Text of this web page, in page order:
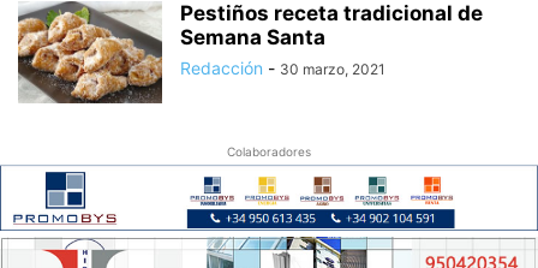
Pestiños receta tradicional de
Semana Santa
Redacción - 30 marzo, 2021
Colaboradores